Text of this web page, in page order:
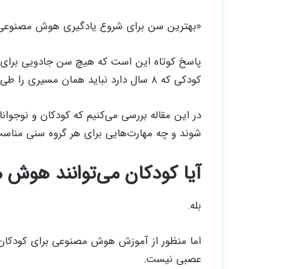
«بهترین سن برای شروع یادگیری هوش
پاسخ کوتاه این است که هیچ سن جادویی
کودکی که ۸ سال دارد نباید همان مسیری را طی کند که یک نوجوان ۱۶ ساله طی می‌کند.
در این مقاله بررسی می‌کنیم که کودکان و
شوند و چه مهارت‌هایی برای هر گروه سنی
آیا کودکان می‌توانند هوش
بله.
اما منظور از آموزش هوش مصنوعی برای
عصبی نیست.